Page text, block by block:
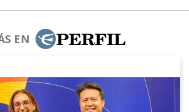
EN